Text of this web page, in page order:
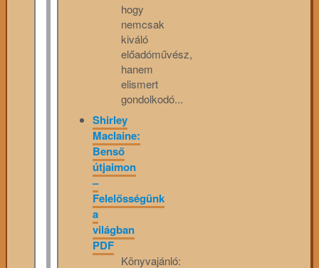
hogy
nemcsak
kiváló
előadóművész,
hanem
elismert
gondolkodó...
Shirley
Maclaine:
Benső
útjaimon
–
Felelősségünk
a
világban
PDF
Könyvajánló: